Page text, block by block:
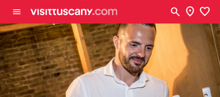
menu search location_on favorite